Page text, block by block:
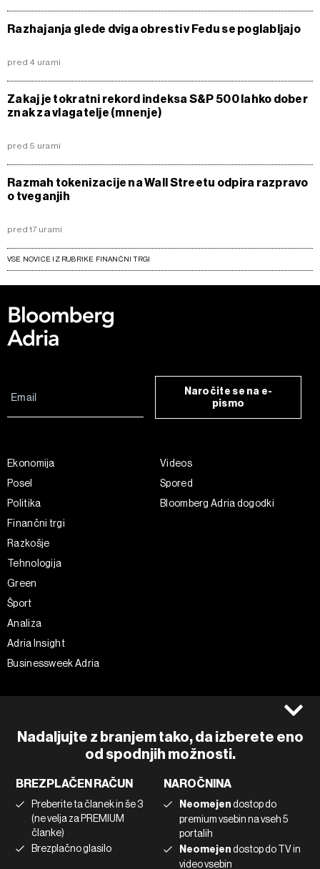
Razhajanja glede dviga obresti v Fedu se poglabljajo
pred 4 urami
Zakaj je tokratni rekord indeksa S&P 500 lahko dober
znak za vlagatelje (mnenje)
pred 5 urami
Razmah tokenizacije na Wall Streetu odpira razpravo
o tveganjih
pred 17 urami
VSE NOVICE IZ RUBRIKE FINANČNI TRGI
Nadaljujte z branjem tako, da izberete eno
od spodnjih možnosti.
BREZPLAČEN RAČUN
Preberite ta članek in še 3
(ne velja za PREMIUM
članke)
Brezplačno glasilo
NAROČNINA
Neomejendostop do
premium vsebin na vseh 5
portalih
Neomejendostop do TV in
video vsebin
Naročite se na e-
pismo
Ekonomija
Posel
Politika
Finančni trgi
Razkošje
Tehnologija
Green
Šport
Analiza
Adria Insight
Businessweek Adria
Videos
Spored
Bloomberg Adria dogodki
Piškotki
Marketing
Uporaba umetne inteligence
Instagram
Linkedin
Tiktok
©2022 - 2026 Bloomberg L.P. All Rights Reserved. BLOOMBERG and